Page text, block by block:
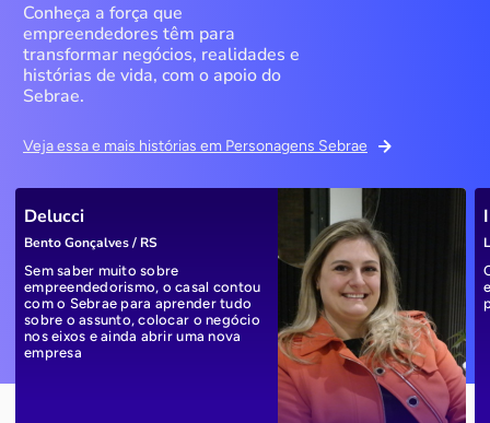
Conheça a força que
empreendedores têm para
transformar negócios, realidades e
histórias de vida, com o apoio do
Sebrae.
Veja essa e mais histórias em Personagens Sebrae
Delucci
Bento Gonçalves / RS
Sem saber muito sobre
empreendedorismo, o casal contou
com o Sebrae para aprender tudo
sobre o assunto, colocar o negócio
nos eixos e ainda abrir uma nova
empresa